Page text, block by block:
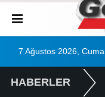
7 Ağustos 2026, Cuma
HABERLER